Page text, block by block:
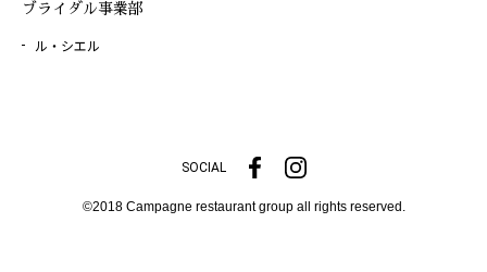
ブライダル事業部
ル・シエル
SOCIAL
©2018 Campagne restaurant group all rights reserved.